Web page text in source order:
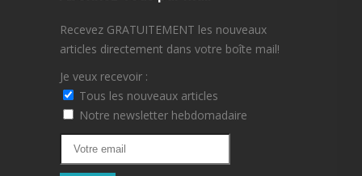
Recevez GRATUITEMENT les nouveaux
articles directement dans votre boîte mail!
Je veux recevoir :
Tous les nouveaux articles
Notre newsletter hebdomadaire